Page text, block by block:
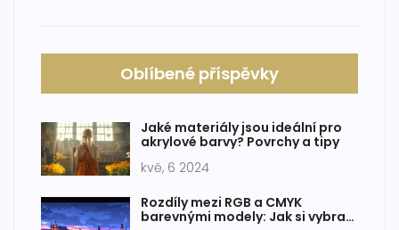
Oblíbené příspěvky
Jaké materiály jsou ideální pro
akrylové barvy? Povrchy a tipy
kvě, 6 2024
Rozdíly mezi RGB a CMYK
barevnými modely: Jak si vybrat